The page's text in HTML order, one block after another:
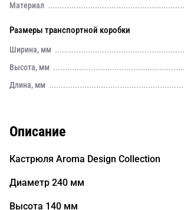
Материал
Размеры транспортной коробки
Ширина, мм
Высота, мм
Длина, мм
Описание
Кастрюля Aroma Design Collection
Диаметр 240 мм
Высота 140 мм